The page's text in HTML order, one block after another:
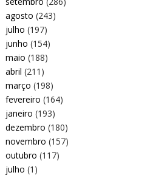
agosto (243)
julho (197)
junho (154)
maio (188)
abril (211)
março (198)
fevereiro (164)
janeiro (193)
dezembro (180)
novembro (157)
outubro (117)
julho (1)